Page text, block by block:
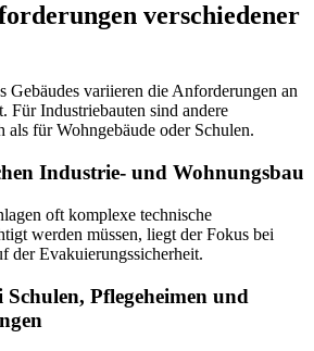
verschiedener
Gebäudes variieren die Anforderungen an
Für Industriebauten sind andere
als für Wohngebäude oder Schulen.
Industrie- und Wohnungsbau
oft komplexe technische
werden müssen, liegt der Fokus bei
der Evakuierungssicherheit.
Schulen, Pflegeheimen und